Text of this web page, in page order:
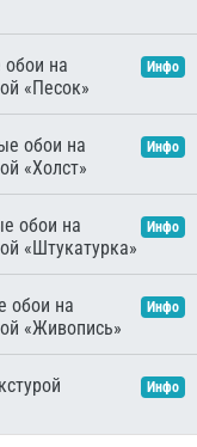
на
«Песок»
Инфо
обои на
«Холст»
Инфо
обои на
«Штукатурка»
Инфо
обои на
«Живопись»
Инфо
Инфо